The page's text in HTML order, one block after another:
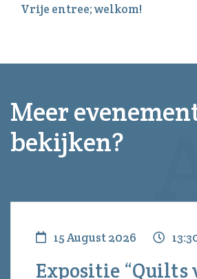
Vrije entree; welkom!
Meer
bekijken?
15 August 2026
Expositie “Quilts